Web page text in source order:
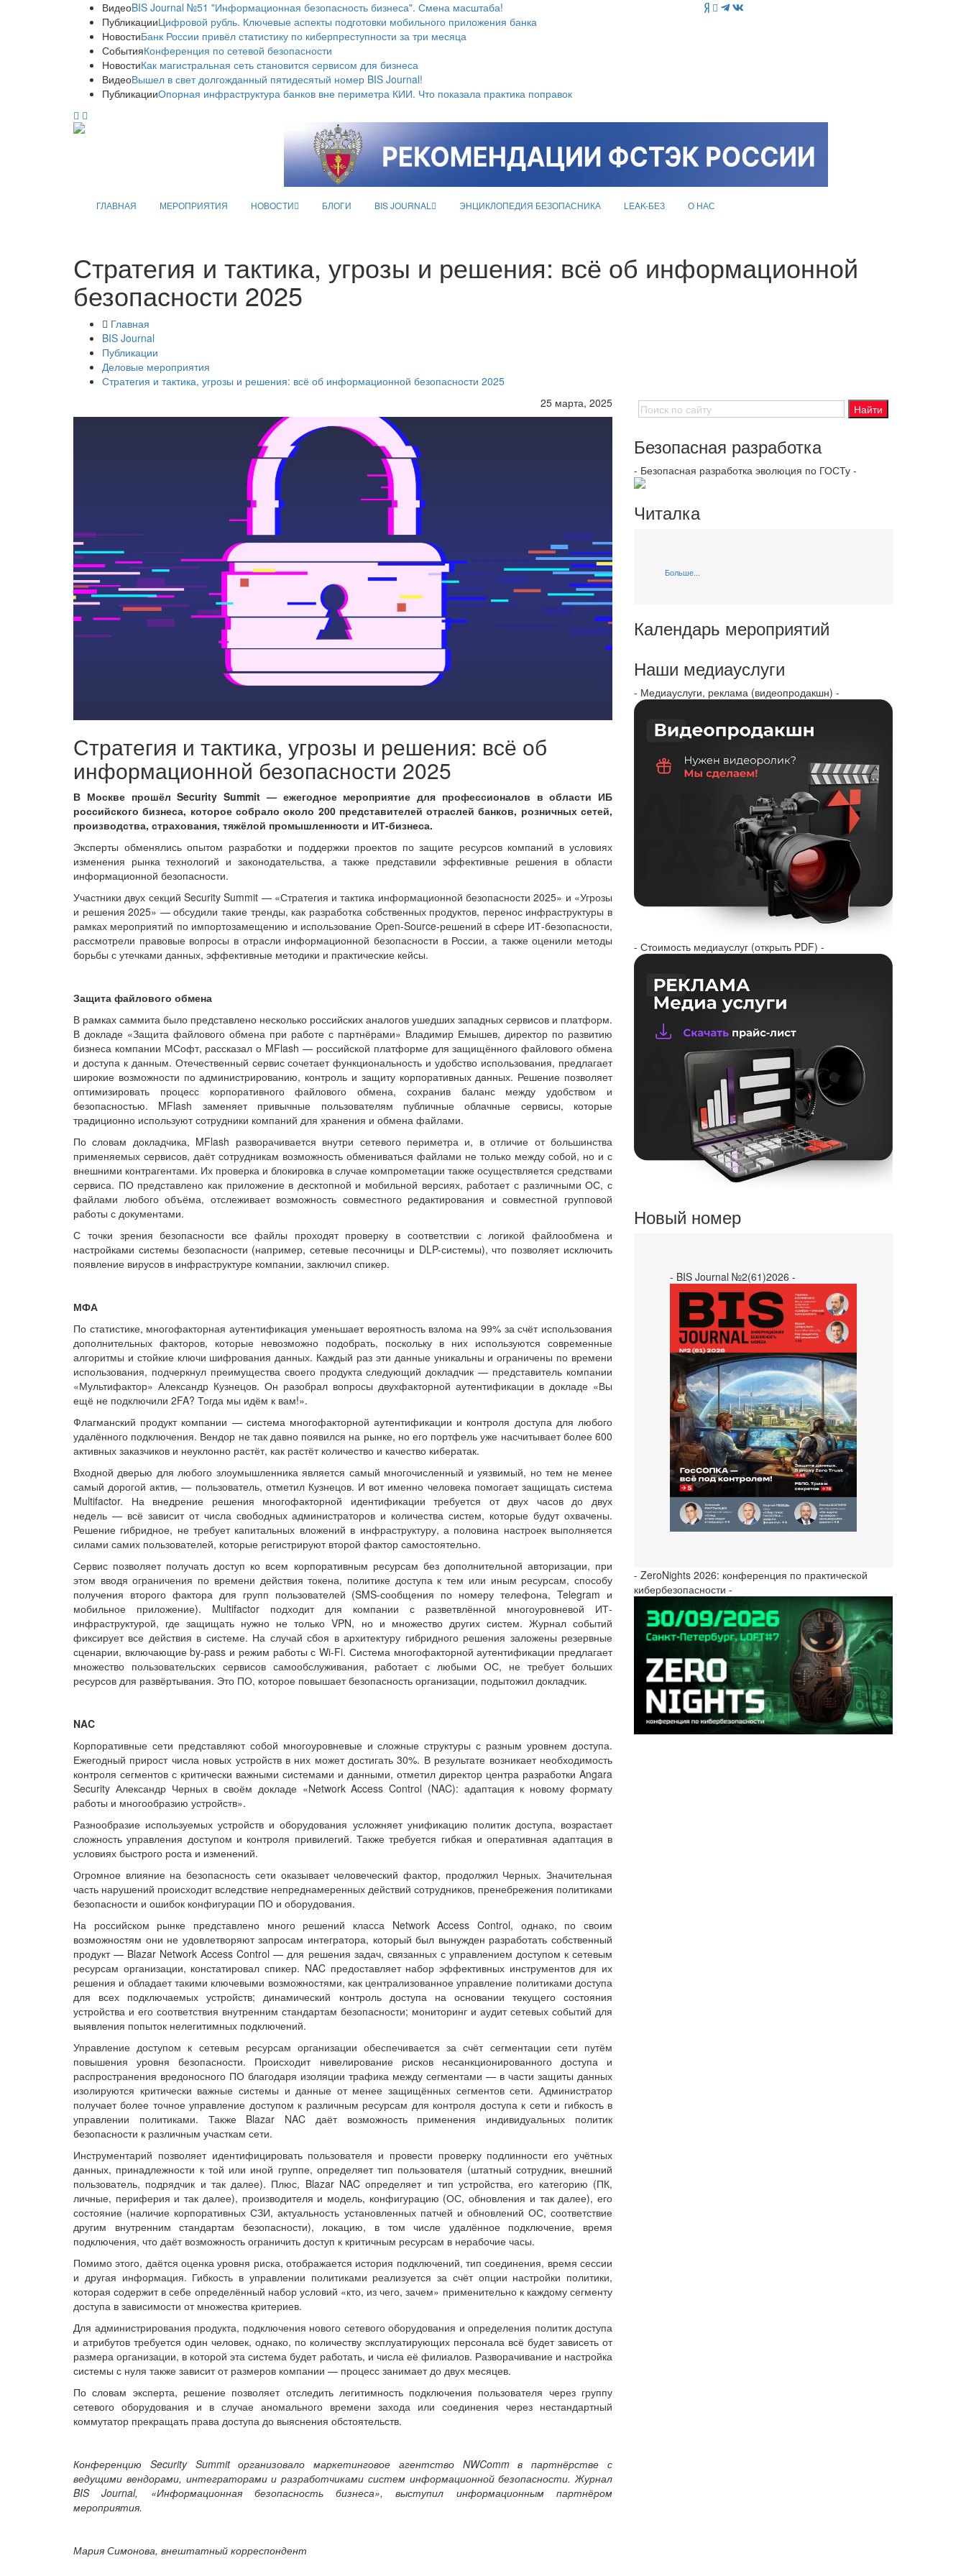
ВидеоBIS Journal №51 "Информационная безопасность бизнеса". Смена масштаба!
ПубликацииЦифровой рубль. Ключевые аспекты подготовки мобильного приложения банка
НовостиБанк России привёл статистику по киберпреступности за три месяца
СобытияКонференция по сетевой безопасности
НовостиКак магистральная сеть становится сервисом для бизнеса
ВидеоВышел в свет долгожданный пятидесятый номер BIS Journal!
ПубликацииОпорная инфраструктура банков вне периметра КИИ. Что показала практика поправок
ГЛАВНАЯ МЕРОПРИЯТИЯ НОВОСТИ БЛОГИ BIS JOURNAL ЭНЦИКЛОПЕДИЯ БЕЗОПАСНИКА LEAK-БЕЗ О НАС
Стратегия и тактика, угрозы и решения: всё об информационной
безопасности 2025
Главная
BIS Journal
Публикации
Деловые мероприятия
Стратегия и тактика, угрозы и решения: всё об информационной безопасности 2025
25 марта, 2025
Стратегия и тактика, угрозы и решения: всё об
информационной безопасности 2025
В Москве прошёл Security Summit — ежегодное мероприятие для профессионалов в области ИБ
российского бизнеса, которое собрало около 200 представителей отраслей банков, розничных сетей,
производства, страхования, тяжёлой промышленности и ИТ-бизнеса.
Эксперты обменялись опытом разработки и поддержки проектов по защите ресурсов компаний в условиях
изменения рынка технологий и законодательства, а также представили эффективные решения в области
информационной безопасности.
Участники двух секций Security Summit — «Стратегия и тактика информационной безопасности 2025» и «Угрозы
и решения 2025» — обсудили такие тренды, как разработка собственных продуктов, перенос инфраструктуры в
рамках мероприятий по импортозамещению и использование Open-Source-решений в сфере ИТ-безопасности,
рассмотрели правовые вопросы в отрасли информационной безопасности в России, а также оценили методы
борьбы с утечками данных, эффективные методики и практические кейсы.
Защита файлового обмена
В рамках саммита было представлено несколько российских аналогов ушедших западных сервисов и платформ.
В докладе «Защита файлового обмена при работе с партнёрами» Владимир Емышев, директор по развитию
бизнеса компании МСофт, рассказал о MFlash — российской платформе для защищённого файлового обмена
и доступа к данным. Отечественный сервис сочетает функциональность и удобство использования, предлагает
широкие возможности по администрированию, контроль и защиту корпоративных данных. Решение позволяет
оптимизировать процесс корпоративного файлового обмена, сохранив баланс между удобством и
безопасностью. MFlash заменяет привычные пользователям публичные облачные сервисы, которые
традиционно используют сотрудники компаний для хранения и обмена файлами.
По словам докладчика, MFlash разворачивается внутри сетевого периметра и, в отличие от большинства
применяемых сервисов, даёт сотрудникам возможность обмениваться файлами не только между собой, но и с
внешними контрагентами. Их проверка и блокировка в случае компрометации также осуществляется средствами
сервиса. ПО представлено как приложение в десктопной и мобильной версиях, работает с различными ОС, с
файлами любого объёма, отслеживает возможность совместного редактирования и совместной групповой
работы с документами.
С точки зрения безопасности все файлы проходят проверку в соответствии с логикой файлообмена и
настройками системы безопасности (например, сетевые песочницы и DLP-системы), что позволяет исключить
появление вирусов в инфраструктуре компании, заключил спикер.
МФА
По статистике, многофакторная аутентификация уменьшает вероятность взлома на 99% за счёт использования
дополнительных факторов, которые невозможно подобрать, поскольку в них используются современные
алгоритмы и стойкие ключи шифрования данных. Каждый раз эти данные уникальны и ограничены по времени
использования, подчеркнул преимущества своего продукта следующий докладчик — представитель компании
«Мультифактор» Александр Кузнецов. Он разобрал вопросы двухфакторной аутентификации в докладе «Вы
ещё не подключили 2FA? Тогда мы идём к вам!».
Флагманский продукт компании — система многофакторной аутентификации и контроля доступа для любого
удалённого подключения. Вендор не так давно появился на рынке, но его портфель уже насчитывает более 600
активных заказчиков и неуклонно растёт, как растёт количество и качество кибератак.
Входной дверью для любого злоумышленника является самый многочисленный и уязвимый, но тем не менее
самый дорогой актив, — пользователь, отметил Кузнецов. И вот именно человека помогает защищать система
Multifactor. На внедрение решения многофакторной идентификации требуется от двух часов до двух
недель — всё зависит от числа свободных администраторов и количества систем, которые будут охвачены.
Решение гибридное, не требует капитальных вложений в инфраструктуру, а половина настроек выполняется
силами самих пользователей, которые регистрируют второй фактор самостоятельно.
Сервис позволяет получать доступ ко всем корпоративным ресурсам без дополнительной авторизации, при
этом вводя ограничения по времени действия токена, политике доступа к тем или иным ресурсам, способу
получения второго фактора для групп пользователей (SMS-сообщения по номеру телефона, Telegram и
мобильное приложение). Multifactor подходит для компании с разветвлённой многоуровневой ИТ-
инфраструктурой, где защищать нужно не только VPN, но и множество других систем. Журнал событий
фиксирует все действия в системе. На случай сбоя в архитектуру гибридного решения заложены резервные
сценарии, включающие by-pass и режим работы с Wi-Fi. Система многофакторной аутентификации предлагает
множество пользовательских сервисов самообслуживания, работает с любыми ОС, не требует больших
ресурсов для развёртывания. Это ПО, которое повышает безопасность организации, подытожил докладчик.
NAC
Корпоративные сети представляют собой многоуровневые и сложные структуры с разным уровнем доступа.
Ежегодный прирост числа новых устройств в них может достигать 30%. В результате возникает необходимость
контроля сегментов с критически важными системами и данными, отметил директор центра разработки Angara
Security Александр Черных в своём докладе «Network Access Control (NAC): адаптация к новому формату
работы и многообразию устройств».
Разнообразие используемых устройств и оборудования усложняет унификацию политик доступа, возрастает
сложность управления доступом и контроля привилегий. Также требуется гибкая и оперативная адаптация в
условиях быстрого роста и изменений.
Огромное влияние на безопасность сети оказывает человеческий фактор, продолжил Черных. Значительная
часть нарушений происходит вследствие непреднамеренных действий сотрудников, пренебрежения политиками
безопасности и ошибок конфигурации ПО и оборудования.
На российском рынке представлено много решений класса Network Access Control, однако, по своим
возможностям они не удовлетворяют запросам интегратора, который был вынужден разработать собственный
продукт — Blazar Network Access Control — для решения задач, связанных с управлением доступом к сетевым
ресурсам организации, констатировал спикер. NAC предоставляет набор эффективных инструментов для их
решения и обладает такими ключевыми возможностями, как централизованное управление политиками доступа
для всех подключаемых устройств; динамический контроль доступа на основании текущего состояния
устройства и его соответствия внутренним стандартам безопасности; мониторинг и аудит сетевых событий для
выявления попыток нелегитимных подключений.
Управление доступом к сетевым ресурсам организации обеспечивается за счёт сегментации сети путём
повышения уровня безопасности. Происходит нивелирование рисков несанкционированного доступа и
распространения вредоносного ПО благодаря изоляции трафика между сегментами — в части защиты данных
изолируются критически важные системы и данные от менее защищённых сегментов сети. Администратор
получает более точное управление доступом к различным ресурсам для контроля доступа к сети и гибкость в
управлении политиками. Также Blazar NAC даёт возможность применения индивидуальных политик
безопасности к различным участкам сети.
Инструментарий позволяет идентифицировать пользователя и провести проверку подлинности его учётных
данных, принадлежности к той или иной группе, определяет тип пользователя (штатный сотрудник, внешний
пользователь, подрядчик и так далее). Плюс, Blazar NAC определяет и тип устройства, его категорию (ПК,
личные, периферия и так далее), производителя и модель, конфигурацию (ОС, обновления и так далее), его
состояние (наличие корпоративных СЗИ, актуальность установленных патчей и обновлений ОС, соответствие
другим внутренним стандартам безопасности), локацию, в том числе удалённое подключение, время
подключения, что даёт возможность ограничить доступ к критичным ресурсам в нерабочие часы.
Помимо этого, даётся оценка уровня риска, отображается история подключений, тип соединения, время сессии
и другая информация. Гибкость в управлении политиками реализуется за счёт опции настройки политики,
которая содержит в себе определённый набор условий «кто, из чего, зачем» применительно к каждому сегменту
доступа в зависимости от множества критериев.
Для администрирования продукта, подключения нового сетевого оборудования и определения политик доступа
и атрибутов требуется один человек, однако, по количеству эксплуатирующих персонала всё будет зависеть от
размера организации, в которой эта система будет работать, и числа её филиалов. Разворачивание и настройка
системы с нуля также зависит от размеров компании — процесс занимает до двух месяцев.
По словам эксперта, решение позволяет отследить легитимность подключения пользователя через группу
сетевого оборудования и в случае аномального времени захода или соединения через нестандартный
коммутатор прекращать права доступа до выяснения обстоятельств.
Конференцию Security Summit организовало маркетинговое агентство NWComm в партнёрстве с
ведущими вендорами, интеграторами и разработчиками систем информационной безопасности. Журнал
BIS Journal, «Информационная безопасность бизнеса», выступил информационным партнёром
мероприятия.
Мария Симонова, внештатный корреспондент
Безопасная разработка
- Безопасная разработка эволюция по ГОСТу -
Читалка
Больше...
Календарь мероприятий
Наши медиауслуги
- Медиауслуги, реклама (видеопродакшн) -
- Стоимость медиауслуг (открыть PDF) -
Новый номер
- BIS Journal №2(61)2026 -
- ZeroNights 2026: конференция по практической
кибербезопасности -